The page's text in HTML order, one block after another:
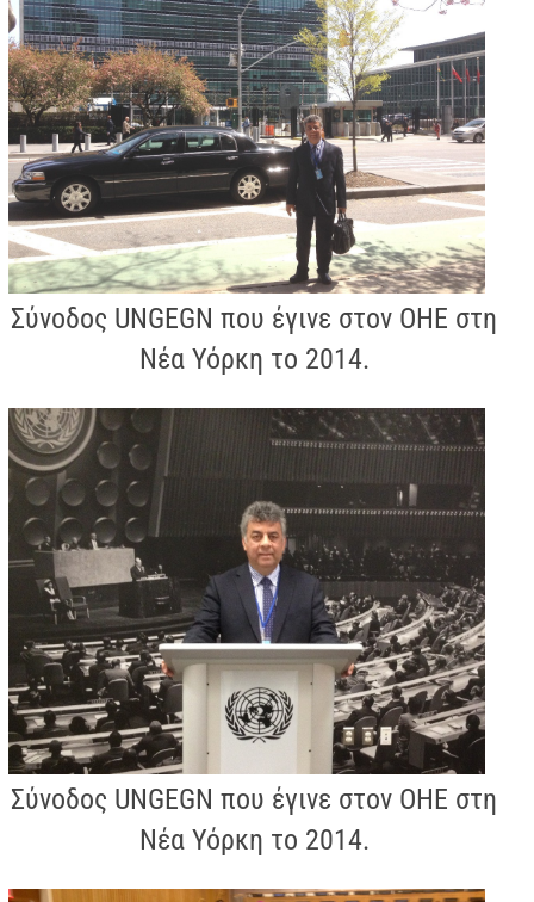
Σύνοδος UNGEGN που έγινε στον ΟΗΕ στη
Νέα Υόρκη το 2014.
Σύνοδος UNGEGN που έγινε στον ΟΗΕ στη
Νέα Υόρκη το 2014.